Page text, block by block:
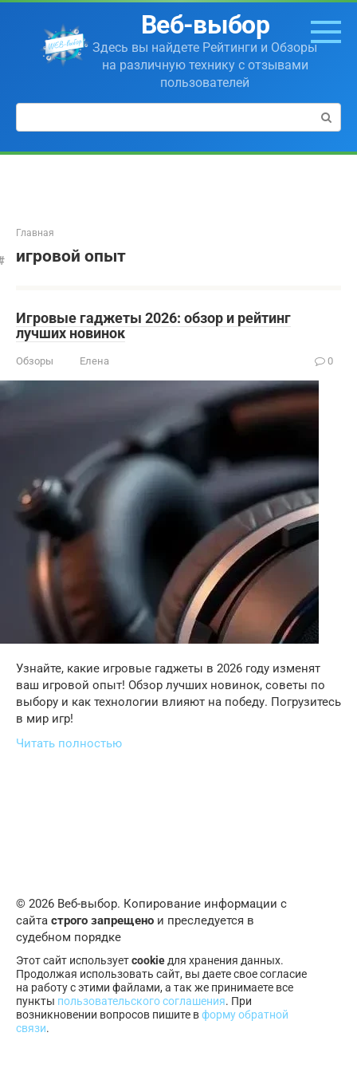
Перейти
контенту
Веб-выбор
Здесь вы найдете Рейтинги и Обзоры
на различную технику с отзывами
пользователей
Поиск:
Главная
игровой опыт
Игровые гаджеты 2026: обзор и рейтинг
лучших новинок
Обзоры Елена 0
Узнайте, какие игровые гаджеты в 2026 году изменят
ваш игровой опыт! Обзор лучших новинок, советы по
выбору и как технологии влияют на победу. Погрузитесь
в мир игр!
Читать полностью
© 2026 Веб-выбор. Копирование информации с
сайта строго запрещено и преследуется в
судебном порядке
Этот сайт используетcookie для хранения данных.
Продолжая использовать сайт, вы даете свое согласие
на работу с этими файлами, а так же принимаете все
пункты пользовательского соглашения. При
возникновении вопросов пишите вформу обратной
связи.